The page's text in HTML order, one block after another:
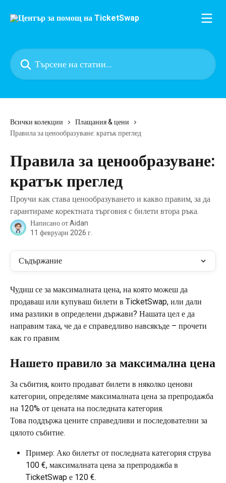
Търсене на статии...
Всички колекции
Плащания & цени
Правила за ценообразуване: кратък преглед
Правила за ценообразуване:
кратък преглед
Проучи как става ценообразуването и какво правим, за да
гарантираме коректната търговия с билети втора ръка.
Написано отAidan
11 февруари 2026 г.
Съдържание
Чудиш се за максималната цена, на която можеш да
продаваш или купуваш билети в TicketSwap, или дали
има разлики в определени държави? Нашата цел е да
направим така, че да е справедливо навсякъде – прочети
как го правим.
Нашето правило за максимална цена
За събития, които продават билети в няколко ценови
категории, определяме максималната цена за препродажба
на 120% от цената на последната категория.
Това поддържа цените справедливи и последователни за
цялото събитие.
Пример: Ако билетът от последната категория струва
100 €, максималната цена за препродажба в
TicketSwap е 120 €.